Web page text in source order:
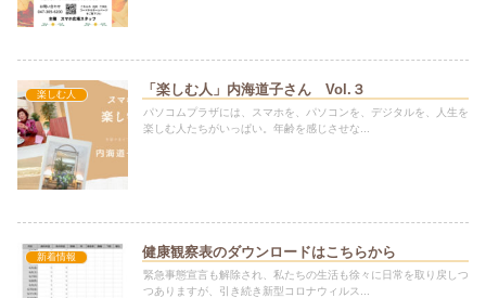
楽しむ人 「楽しむ人」内海道子さん Vol.３
パソコムプラザには、スマホを、パソコンを、デジタルを、人生を
楽しむ人たちがいっぱい。年齢を感じさせな...
新着情報 健康観察表のダウンロードはこちらから
緊急事態宣言も解除され、私たちの生活も徐々に日常を取り戻しつ
つありますが、引き続き新型コロナウィルス...